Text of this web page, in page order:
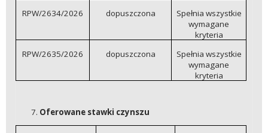
RPW/2634/2026
dopuszczona
Spełnia wszystkie
wymagane
kryteria
RPW/2635/2026
dopuszczona
Spełnia wszystkie
wymagane
kryteria
Oferowane stawki czynszu